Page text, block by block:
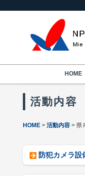
HOME
活動内容
HOME 活動内容 県
防犯カメラ設